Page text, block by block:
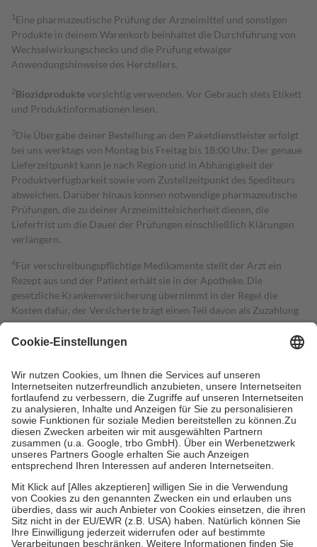
1 Eine pharmazeutische Prüfung der Arzneimittel und sonstigen
Produkte in deinem Warenkorb beinhaltet die Durchführung von
Wechselwirkungschecks und die Prüfung etwaiger
Anwendungshinweise des Herstellers.
2Biozidproduktevorsichtig verwenden. Vor Gebrauch stets Etikett
und Produktinformationen lesen.
3Die Übergabe deiner Bestellung an den Paketdienstleister erfolgt
bei uns werktags von Montag bis Freitag bis 18:00 Uhr. Der genaue
Lieferzeitpunkt kann je nach Region und in Abhängigkeit der
Produktverfügbarkeit sowie vom Zustellzeitpunkt des Spediteurs
abweichen. Darüber hinaus können notwendige pharmazeutische
Prüfungen, die zu deiner Arzneimittelsicherheit dienen, die
Lieferfrist um die Dauer der Prüfungen einschließlich Klärungen
verlängern.
4Für verschreibungspflichtige Medikamente stellt der Arzt ein
Rezept aus und der Patient erhält sie in der Apotheke. Die
gesetzliche Krankenversicherung übernimmt in der Regel die
Kosten dafür, der Versicherte trägt einen Teil davon als Zuzahlung
mit.
Grundsätzlich leisten Mitglieder Zuzahlungen in Höhe von zehn
höchstens zehn Euro.
Es sind jedoch nie mehr als die tatsächlichen
Kosten der Leistung zu entrichten.
Diese Regeln gelten grundsätzlich auch für Online-Apotheken.
Bei Heilmitteln und häuslicher Krankenpflege beträgt die
Zuzahlung zehn Prozent der Kosten sowie zehn Euro je
Verordnung.
Um das Engagement der Versicherten für ihre eigene Gesundheit zu
stärken und die besondere Stellung der Familie zu unterstützen,
fallenkeine Zuzahlungenan bei:
• Kindern und Jugendlichen bis zum vollendeten 18. Lebensjahr
mit Ausnahme der Fahrkosten
• Untersuchungen zur Vorsorge und Früherkennung, die von der